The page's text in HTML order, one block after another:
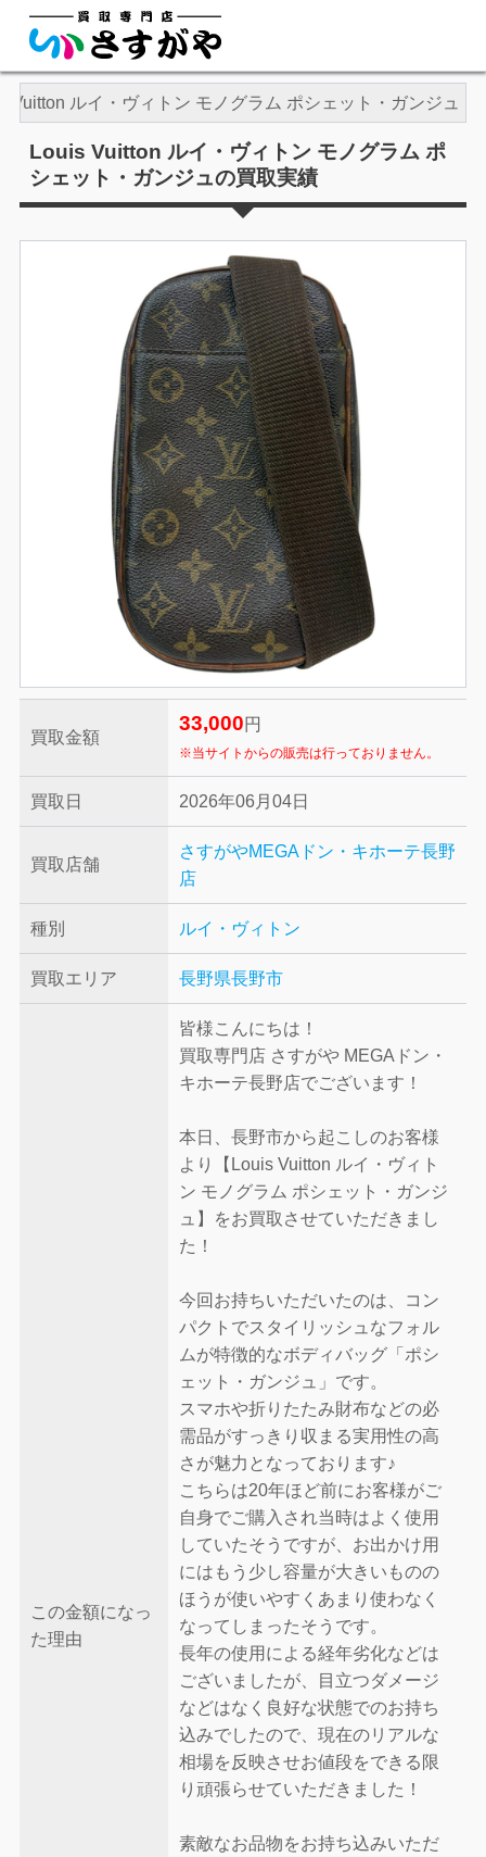
Vuitton ルイ・ヴィトン モノグラム ポシェット・ガンジュ
Louis Vuitton ルイ・ヴィトン モノグラム ポ
シェット・ガンジュの買取実績
買取金額
33,000 円
※当サイトからの販売は行っておりません。
買取日 2026年06月04日
買取店舗
さすがやMEGAドン・キホーテ長野
店
種別 ルイ・ヴィトン
買取エリア 長野県長野市
この金額になっ
た理由
皆様こんにちは！
買取専門店 さすがや MEGAドン・
キホーテ長野店でございます！
本日、長野市から起こしのお客様
より【Louis Vuitton ルイ・ヴィト
ン モノグラム ポシェット・ガンジ
ュ】をお買取させていただきまし
た！
今回お持ちいただいたのは、コン
パクトでスタイリッシュなフォル
ムが特徴的なボディバッグ「ポシ
ェット・ガンジュ」です。
スマホや折りたたみ財布などの必
需品がすっきり収まる実用性の高
さが魅力となっております♪
こちらは20年ほど前にお客様がご
自身でご購入され当時はよく使用
していたそうですが、お出かけ用
にはもう少し容量が大きいものの
ほうが使いやすくあまり使わなく
なってしまったそうです。
長年の使用による経年劣化などは
ございましたが、目立つダメージ
などはなく良好な状態でのお持ち
込みでしたので、現在のリアルな
相場を反映させお値段をできる限
り頑張らせていただきました！
素敵なお品物をお持ち込みいただ